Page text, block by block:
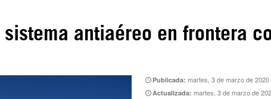
antiaéreo en frontera
Publicada:martes, 3 de marzo de 2020
Actualizada:martes, 3 de marzo de